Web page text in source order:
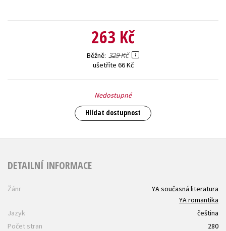
263 Kč
Běžně 329 Kč
ušetříte 66 Kč
Nedostupné
Hlídat dostupnost
DETAILNÍ INFORMACE
Žánr
YA současná literatura
YA romantika
Jazyk
čeština
Počet stran
280